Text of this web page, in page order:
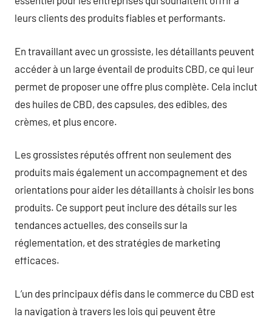
leurs clients des produits fiables et performants.
En travaillant avec un grossiste, les détaillants peuvent
accéder à un large éventail de produits CBD, ce qui leur
permet de proposer une offre plus complète. Cela inclut
des huiles de CBD, des capsules, des edibles, des
crèmes, et plus encore.
Les grossistes réputés offrent non seulement des
produits mais également un accompagnement et des
orientations pour aider les détaillants à choisir les bons
produits. Ce support peut inclure des détails sur les
tendances actuelles, des conseils sur la
réglementation, et des stratégies de marketing
efficaces.
L’un des principaux défis dans le commerce du CBD est
la navigation à travers les lois qui peuvent être